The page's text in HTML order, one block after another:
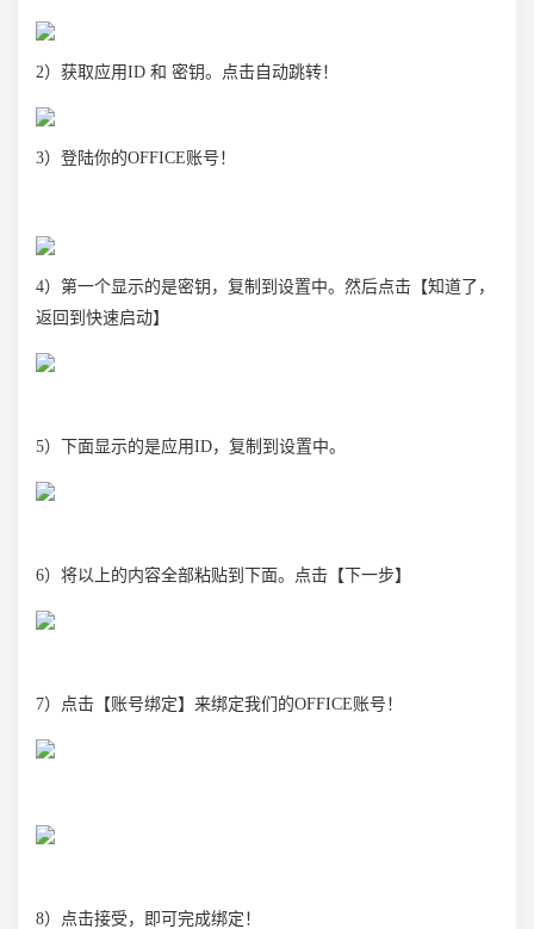
2）获取应用ID 和 密钥。点击自动跳转！
3）登陆你的OFFICE账号！
4）第一个显示的是密钥，复制到设置中。然后点击【知道了，
返回到快速启动】
5）下面显示的是应用ID，复制到设置中。
6）将以上的内容全部粘贴到下面。点击【下一步】
7）点击【账号绑定】来绑定我们的OFFICE账号！
8）点击接受，即可完成绑定！